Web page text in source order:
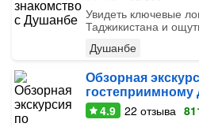
Увидеть ключевые
Таджикистана и
Душанбе
Обзорная
4.9 22 отзыва